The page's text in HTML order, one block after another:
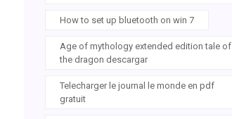
How to set up bluetooth on win 7
Age of mythology extended edition tale of
the dragon descargar
Telecharger le journal le monde en pdf
gratuit